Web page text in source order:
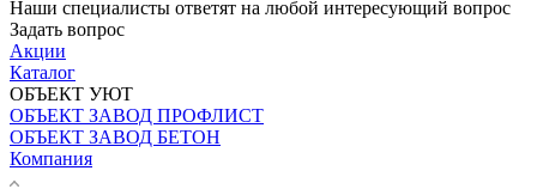
Наши специалисты ответят на любой интересующий вопрос
Задать вопрос
Акции
Каталог
ОБЪЕКТ УЮТ
ОБЪЕКТ ЗАВОД ПРОФЛИСТ
ОБЪЕКТ ЗАВОД БЕТОН
Компания